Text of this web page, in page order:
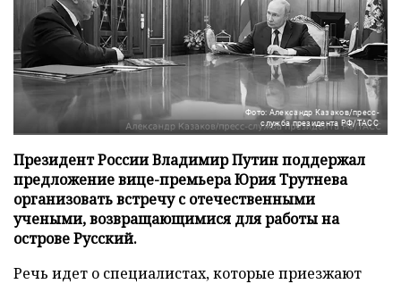
Фото: Александр Казаков/пресс-
служба президента РФ/ТАСС
Президент России Владимир Путин поддержал
предложение вице-премьера Юрия Трутнева
организовать встречу с отечественными
учеными, возвращающимися для работы на
острове Русский.
Речь идет о специалистах, которые приезжают